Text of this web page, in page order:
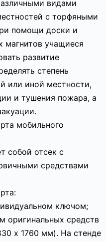
видами
с торфяными
помощи доски и
магнитов учащиеся
развитие
степень
или иной местности,
и тушения пожара, а
мобильного
собой отсек с
средствами
ключом;
оригинальных средств
х 1760 мм). На стенде